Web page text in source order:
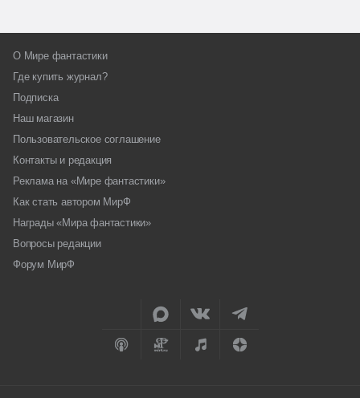
О Мире фантастики
Где купить журнал?
Подписка
Наш магазин
Пользовательское соглашение
Контакты и редакция
Реклама на «Мире фантастики»
Как стать автором МирФ
Награды «Мира фантастики»
Вопросы редакции
Форум МирФ